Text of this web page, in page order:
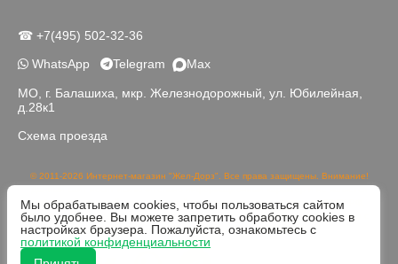
☎ +7(495) 502-32-36
WhatsApp
Telegram Max
МО, г. Балашиха, мкр. Железнодорожный, ул. Юбилейная,
д.28к1
Схема проезда
© 2011-2026 Интернет-магазин "Жел-Дорз". Все права защищены. Внимание!
публичной офертой, определяемой положениями части 2 статьи 437 ГК РФ.
Реальный цвет товаров может отличаться от изображений на сайте в связи с
различной цветопередачей устройств для просмотра.
Мы обрабатываем cookies, чтобы пользоваться сайтом
было удобнее. Вы можете запретить обработку cookies в
настройках браузера. Пожалуйста, ознакомьтесь с
политикой конфиденциальности